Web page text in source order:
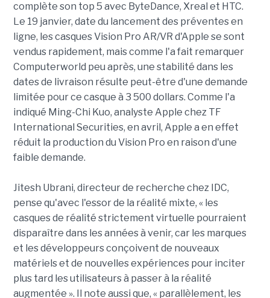
complète son top 5 avec ByteDance, Xreal et HTC.
Le 19 janvier, date du lancement des préventes en
ligne, les casques Vision Pro AR/VR d'Apple se sont
vendus rapidement, mais comme l'a fait remarquer
Computerworld peu après, une stabilité dans les
dates de livraison résulte peut-être d'une demande
limitée pour ce casque à 3 500 dollars. Comme l'a
indiqué Ming-Chi Kuo, analyste Apple chez TF
International Securities, en avril, Apple a en effet
réduit la production du Vision Pro en raison d'une
faible demande.
Jitesh Ubrani, directeur de recherche chez IDC,
pense qu'avec l'essor de la réalité mixte, « les
casques de réalité strictement virtuelle pourraient
disparaître dans les années à venir, car les marques
et les développeurs conçoivent de nouveaux
matériels et de nouvelles expériences pour inciter
plus tard les utilisateurs à passer à la réalité
augmentée ». Il note aussi que, « parallèlement, les